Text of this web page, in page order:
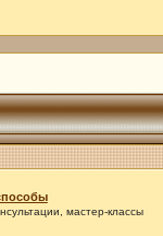
мастер-классы